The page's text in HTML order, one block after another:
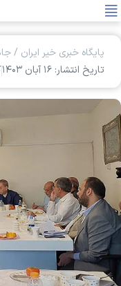
پایگاه خبری خیر ایران /
تاریخ انتشار: ۱۶ آبان ۱۴۰۳